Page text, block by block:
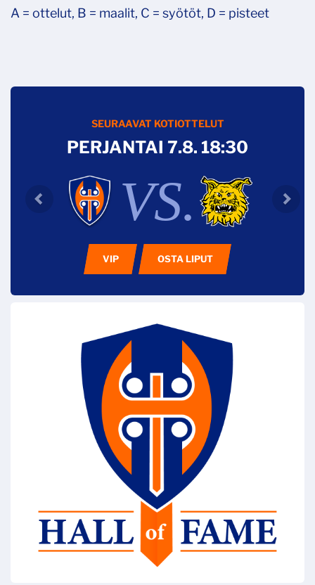
A = ottelut, B = maalit, C = syötöt, D = pisteet
SEURAAVAT KOTIOTTELUT
PERJANTAI 7.8. 18:30
VS.
VIP OSTA LIPUT